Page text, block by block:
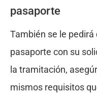
pasaporte
También se le
pasaporte con su
la tramitación,
mismos requisitos